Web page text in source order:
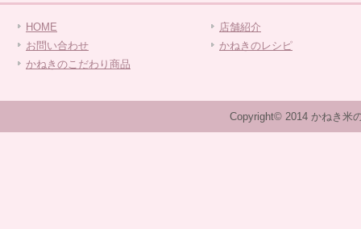
HOME
お問い合わせ
かねきのこだわり商品
店舗紹介
かねきのレシピ
Copyright© 2014 かねき米